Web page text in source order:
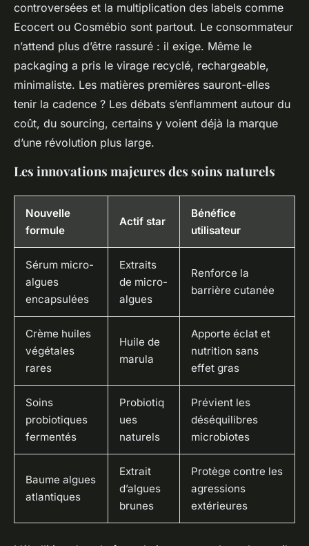
controversées et la multiplication des labels comme
Ecocert ou Cosmébio sont partout. Le consommateur
n’attend plus d’être rassuré : il exige. Même le
packaging a pris le virage recyclé, rechargeable,
minimaliste. Les matières premières sauront-elles
tenir la cadence ? Les débats s’enflamment autour du
coût, du sourcing, certains y voient déjà la marque
d’une révolution plus large.
Les innovations majeures des soins naturels
Nouvelle
formule
Actif star
Bénéfice
utilisateur
Sérum micro-
algues
encapsulées
Extraits
de micro-
algues
Renforce la
barrière cutanée
Crème huiles
végétales
rares
Huile de
marula
Apporte éclat et
nutrition sans
effet gras
Soins
probiotiques
fermentés
Probiotiq
ues
naturels
Prévient les
déséquilibres
microbiotes
Baume algues
atlantiques
Extrait
d’algues
brunes
Protège contre les
agressions
extérieures